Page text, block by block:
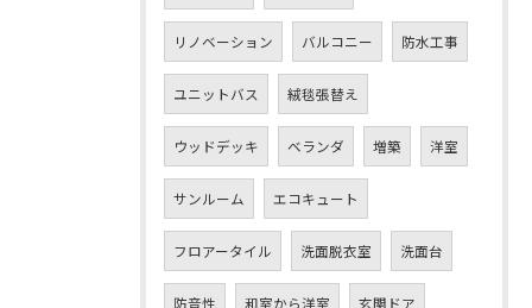
リノベーション バルコニー 防水工事
ユニットバス 絨毯張替え
ウッドデッキ ベランダ 増築 洋室
サンルーム エコキュート
フロアータイル 洗面脱衣室 洗面台
防音性 和室から洋室 玄関ドア